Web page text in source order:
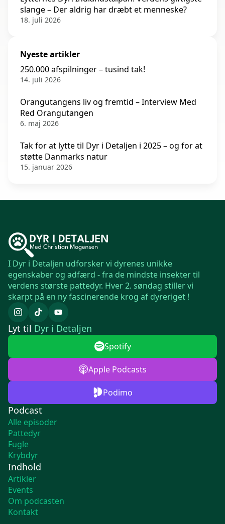
slange – Der aldrig har dræbt et menneske?
18. juli 2026
Nyeste artikler
250.000 afspilninger – tusind tak!
14. juli 2026
Orangutangens liv og fremtid – Interview Med
Red Orangutangen
6. maj 2026
Tak for at lytte til Dyr i Detaljen i 2025 – og for at
støtte Danmarks natur
15. januar 2026
I Dyr i Detaljen udforsker vi dyrenes unikke
egenskaber og adfærd - fra de mindste insekter til
verdens største pattedyr. Hver 2. søndag stiller vi
skarpt på en ny fascinerende krog af dyreriget !
Podcast
Alle episoder
Pattedyr
Fugle
Krybdyr
Indhold
Artikler
Events
Om podcasten
Kontakt
Lyt til Dyr i Detaljen
Spotify
Apple Podcasts
Podimo